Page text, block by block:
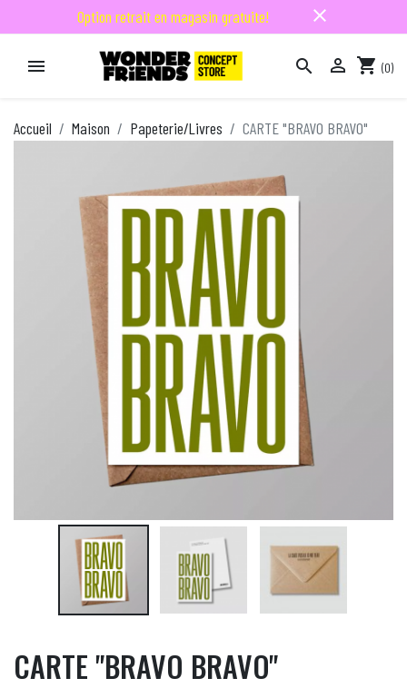
Option retrait en magasin gratuite! close
   shopping_cart (0)
Accueil Maison Papeterie/Livres CARTE "BRAVO BRAVO"
CARTE "BRAVO BRAVO"